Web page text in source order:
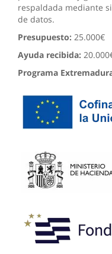
respaldada mediante
de datos.
Presupuesto: 25.000€
Ayuda recibida:
Programa